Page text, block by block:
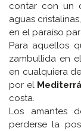
contar con un
aguas
en el paraíso
Para aquellos
zambullida en
en cualquiera
por el
costa.
Los amantes
perderse la